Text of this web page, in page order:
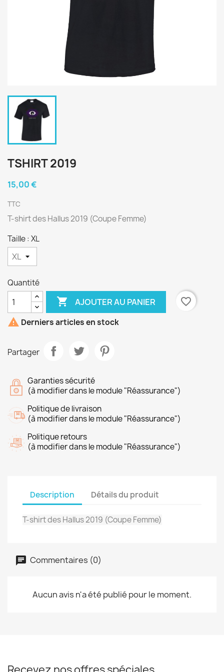
TSHIRT 2019
15,00 €
TTC
T-shirt des Hallus 2019 (Coupe Femme)
Taille : XL
Quantité
 AJOUTER AU PANIER
favorite_border
 Derniers articles en stock
Partager
Garanties sécurité
(à modifier dans le module "Réassurance")
Politique de livraison
(à modifier dans le module "Réassurance")
Politique retours
(à modifier dans le module "Réassurance")
Description Détails du produit
T-shirt des Hallus 2019 (Coupe Femme)
Commentaires (0)
Aucun avis n'a été publié pour le moment.